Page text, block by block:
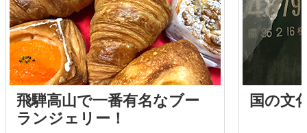
飛騨高山で一番有名なブー
ランジェリー！
国の文